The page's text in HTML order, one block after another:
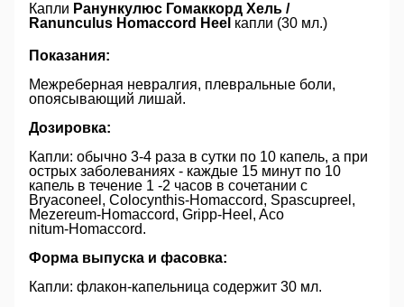
Капли Ранункулюс Гомаккорд Хель /
Ranunculus Homaccord Heel капли (30 мл.)
Показания:
Межреберная невралгия, плевральные боли,
опоясывающий лишай.
Дозировка:
Капли: обычно 3-4 раза в сутки по 10 капель, а при
острых заболеваниях - каждые 15 минут по 10
капель в течение 1 -2 часов в сочетании с
Bryaconeel, Colocynthis-Homaccord, Spascupreel,
Mezereum-Homaccord, Gripp-Heel, Aco
nitum-Homaccord.
Форма выпуска и фасовка:
Капли: флакон-капельница содержит 30 мл.